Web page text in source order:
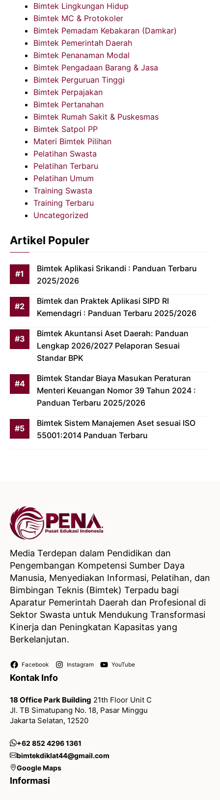
Bimtek Lingkungan Hidup
Bimtek MC & Protokoler
Bimtek Pemadam Kebakaran (Damkar)
Bimtek Pemerintah Daerah
Bimtek Penanaman Modal
Bimtek Pengadaan Barang & Jasa
Bimtek Perguruan Tinggi
Bimtek Perpajakan
Bimtek Pertanahan
Bimtek Rumah Sakit & Puskesmas
Bimtek Satpol PP
Materi Bimtek Pilihan
Pelatihan Swasta
Pelatihan Terbaru
Pelatihan Umum
Training Swasta
Training Terbaru
Uncategorized
Artikel Populer
Bimtek Aplikasi Srikandi : Panduan Terbaru
2025/2026
Bimtek dan Praktek Aplikasi SIPD RI
Kemendagri : Panduan Terbaru 2025/2026
Bimtek Akuntansi Aset Daerah: Panduan
Lengkap 2026/2027 Pelaporan Sesuai
Standar BPK
Bimtek Standar Biaya Masukan Peraturan
Menteri Keuangan Nomor 39 Tahun 2024 :
Panduan Terbaru 2025/2026
Bimtek Sistem Manajemen Aset sesuai ISO
55001:2014 Panduan Terbaru
Media Terdepan dalam Pendidikan dan
Pengembangan Kompetensi Sumber Daya
Manusia, Menyediakan Informasi, Pelatihan, dan
Bimbingan Teknis (Bimtek) Terpadu bagi
Aparatur Pemerintah Daerah dan Profesional di
Sektor Swasta untuk Mendukung Transformasi
Kinerja dan Peningkatan Kapasitas yang
Berkelanjutan.
Facebook Instagram YouTube
Kontak Info
18 Office Park Building 21th Floor Unit C
Jl. TB Simatupang No. 18, Pasar Minggu
Jakarta Selatan, 12520
+62 852 4296 1361
bimtekdiklat44@gmail.com
Google Maps
Informasi